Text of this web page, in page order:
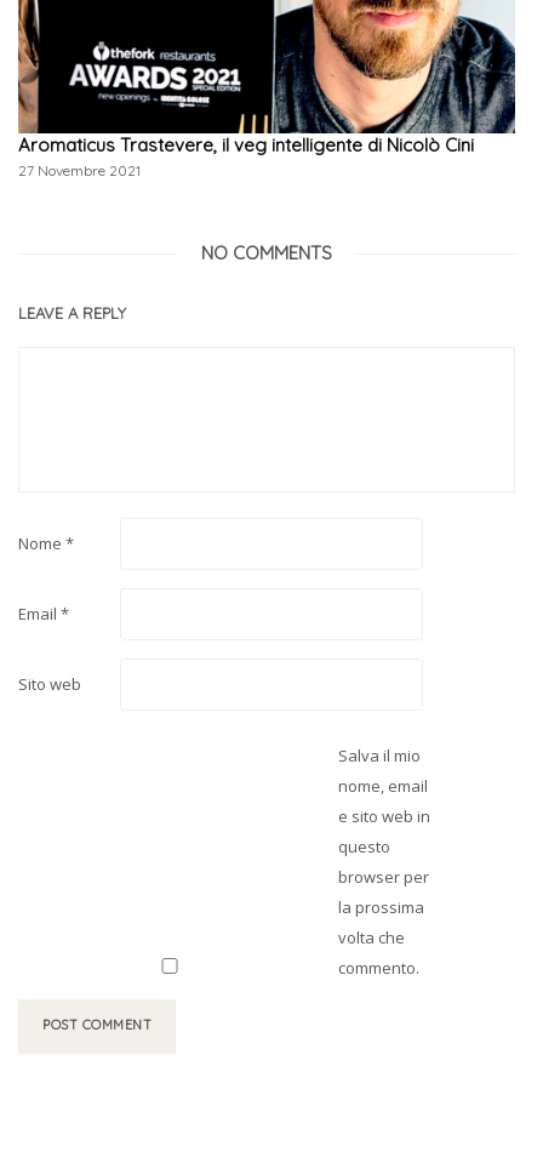
Aromaticus Trastevere, il veg intelligente di Nicolò Cini
27 Novembre 2021
NO COMMENTS
LEAVE A REPLY
Nome *
Email *
Sito web
Salva il mio
nome, email
e sito web in
questo
browser per
la prossima
volta che
commento.